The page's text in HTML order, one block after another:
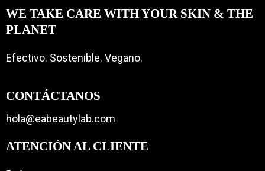
WE TAKE CARE WITH YOUR SKIN & THE
PLANET
Efectivo. Sostenible. Vegano.
CONTÁCTANOS
hola@eabeautylab.com
ATENCIÓNAL CLIENTE